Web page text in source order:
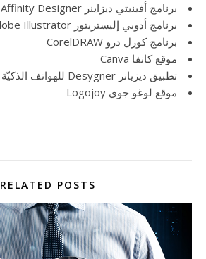
برنامج أفينيتي ديزاينر Affinity Designer.
برنامج أدوبي إليستريتور Adobe Illustrator
برنامج كورل درو CorelDRAW
موقع كانفا Canva
تطبيق ديزيانر Desygner للهواتف الذكيّة
موقع لوغو جوي Logojoy
RELATED POSTS